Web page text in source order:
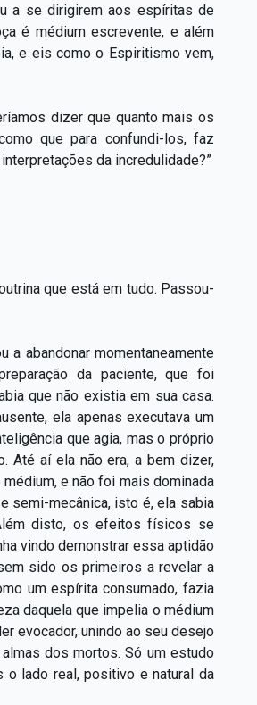
a se dirigirem aos espíritas de
é médium escrevente, e além
e eis como o Espiritismo vem,
dizer que quanto mais os
que para confundi-los, faz
da incredulidade?”
que está em tudo. Passou-
abandonar momentaneamente
da paciente, que foi
que não existia em sua casa.
ela apenas executava um
que agia, mas o próprio
Até aí ela não era, a bem dizer,
e não foi mais dominada
semi-mecânica, isto é, ela sabia
disto, os efeitos físicos se
vindo demonstrar essa aptidão
sido os primeiros a revelar a
um espírita consumado, fazia
daquela que impelia o médium
evocador, unindo ao seu desejo
dos mortos. Só um estudo
lado real, positivo e natural da